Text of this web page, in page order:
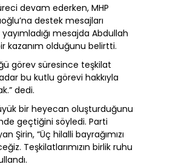
devam ederken, MHP
destek mesajları
mesajda Abdullah
kazanım olduğunu belirtti.
görev süresince teşkilat
bu kutlu görevi hakkıyla
dedi.
bir heyecan oluşturduğunu
geçtiğini söyledi. Parti
“Üç hilalli bayrağımızı
Teşkilatlarımızın birlik ruhu